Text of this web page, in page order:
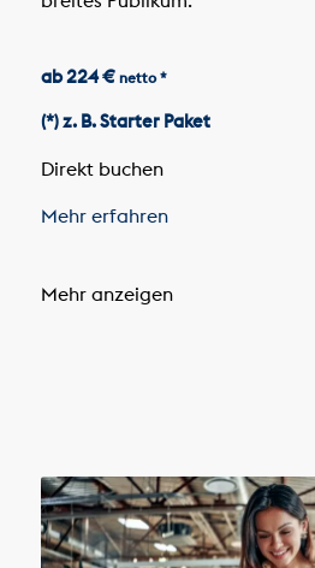
ab 224 € netto *
(*) z. B. Starter Paket
Direkt buchen
Mehr erfahren
Mehr anzeigen